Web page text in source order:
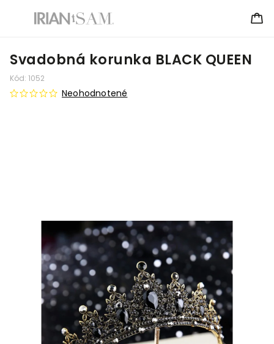
Svadobná korunka BLACK QUEEN
Kód: 1052
Neohodnotené